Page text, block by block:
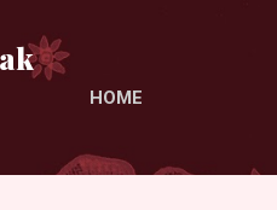
HOME